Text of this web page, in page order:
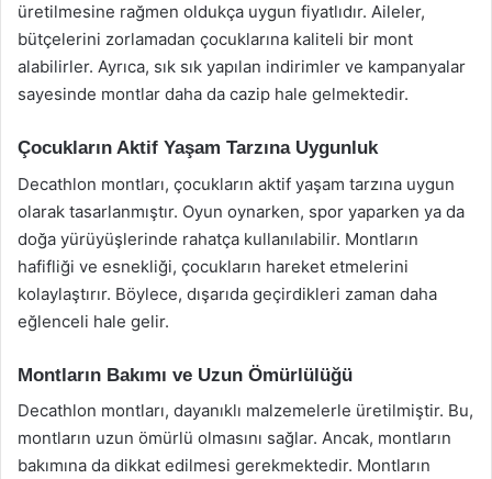
üretilmesine rağmen oldukça uygun fiyatlıdır. Aileler,
bütçelerini zorlamadan çocuklarına kaliteli bir mont
alabilirler. Ayrıca, sık sık yapılan indirimler ve kampanyalar
sayesinde montlar daha da cazip hale gelmektedir.
Çocukların Aktif Yaşam Tarzına Uygunluk
Decathlon montları, çocukların aktif yaşam tarzına uygun
olarak tasarlanmıştır. Oyun oynarken, spor yaparken ya da
doğa yürüyüşlerinde rahatça kullanılabilir. Montların
hafifliği ve esnekliği, çocukların hareket etmelerini
kolaylaştırır. Böylece, dışarıda geçirdikleri zaman daha
eğlenceli hale gelir.
Montların Bakımı ve Uzun Ömürlülüğü
Decathlon montları, dayanıklı malzemelerle üretilmiştir. Bu,
montların uzun ömürlü olmasını sağlar. Ancak, montların
bakımına da dikkat edilmesi gerekmektedir. Montların